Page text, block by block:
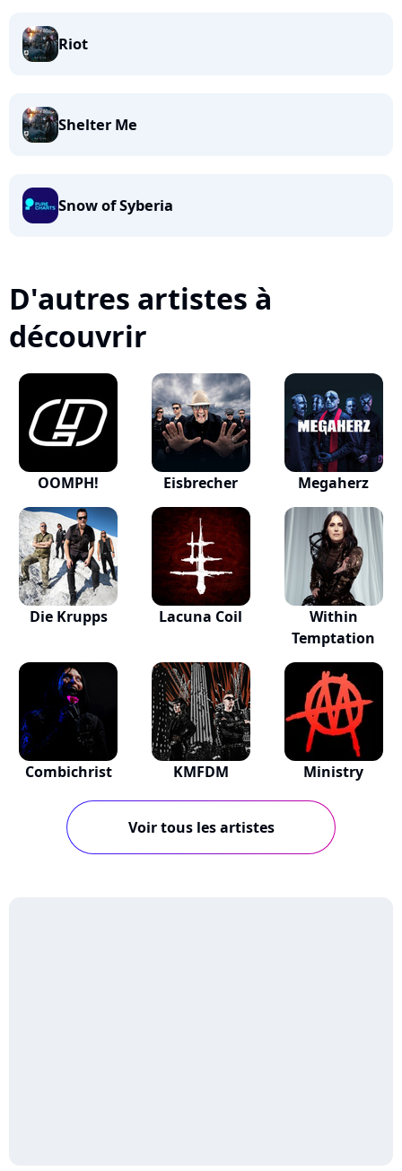
Riot
Shelter Me
Snow of Syberia
D'autres artistes à
découvrir
OOMPH! Eisbrecher Megaherz
Die Krupps Lacuna Coil
Within
Temptation
Combichrist KMFDM Ministry
Voir tous les artistes